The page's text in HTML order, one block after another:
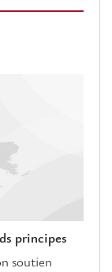
principes
soutien